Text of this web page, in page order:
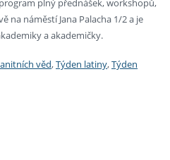
plný přednášek, workshopů,
na náměstí Jana Palacha 1/2 a je
a akademičky.
věd,Týden latiny,Týden